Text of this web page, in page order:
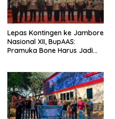
Lepas Kontingen ke Jambore
Nasional XII, BupAAS:
Pramuka Bone Harus Jadi